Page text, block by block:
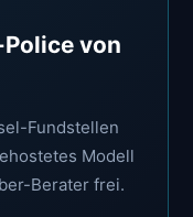
von
Fundstellen
Modell
Berater frei.